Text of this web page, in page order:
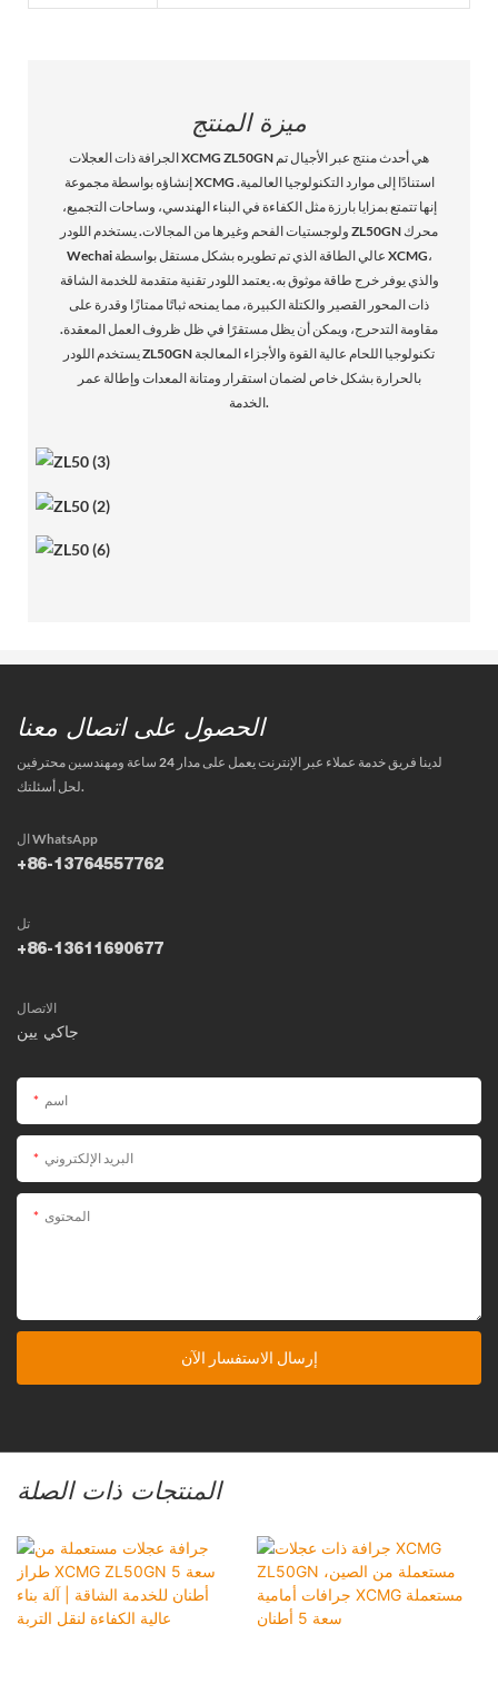
ميزة المنتج
الجرافة ذات العجلات XCMG ZL50GN هي أحدث منتج عبر الأجيال تم
إنشاؤه بواسطة مجموعة XCMG استنادًا إلى موارد التكنولوجيا العالمية.
إنها تتمتع بمزايا بارزة مثل الكفاءة في البناء الهندسي، وساحات التجميع،
ولوجستيات الفحم وغيرها من المجالات. يستخدم اللودر ZL50GN محرك
Wechai عالي الطاقة الذي تم تطويره بشكل مستقل بواسطة XCMG،
والذي يوفر خرج طاقة موثوق به. يعتمد اللودر تقنية متقدمة للخدمة الشاقة
ذات المحور القصير والكتلة الكبيرة، مما يمنحه ثباتًا ممتازًا وقدرة على
مقاومة التدحرج، ويمكن أن يظل مستقرًا في ظل ظروف العمل المعقدة.
يستخدم اللودر ZL50GN تكنولوجيا اللحام عالية القوة والأجزاء المعالجة
بالحرارة بشكل خاص لضمان استقرار ومتانة المعدات وإطالة عمر
الخدمة.
الحصول على اتصال معنا
لدينا فريق خدمة عملاء عبر الإنترنت يعمل على مدار 24 ساعة ومهندسين محترفين
لحل أسئلتك.
ال WhatsApp
+86-13764557762
تل
+86-13611690677
الاتصال
جاكي يين
اسم
البريد الإلكتروني
المحتوى
إرسال الاستفسار الآن
المنتجات ذات الصلة